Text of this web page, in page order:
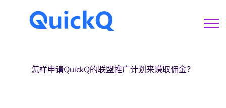
怎样申请QuickQ的联盟推广计划来赚取佣金？